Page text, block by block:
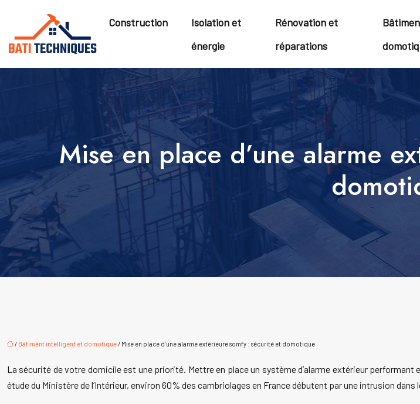
Construction
Isolation et
énergie
Rénovation et
réparations
Mise en place d’une alarme
/ Bâtiment intelligent et domotique/ Mise en place d’une alarme extérieure somfy : sécurité et domotique
La sécurité de votre domicile est une priorité. Mettre en place un système d’alarme extérieur
étude du Ministère de l’Intérieur, environ 60% des cambriolages en France débutent par une intrusion